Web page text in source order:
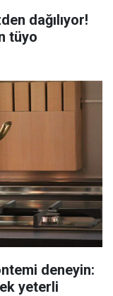
dağılıyor!
tüyo
deneyin:
yeterli